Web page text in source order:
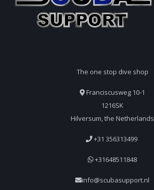
The one stop dive shop
Franciscusweg 10-1
1216SK
Hilversum, the Netherlands
+31 356313499
+31648511848
info@scubasupport.nl